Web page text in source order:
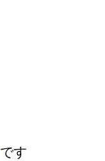
です